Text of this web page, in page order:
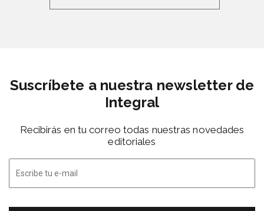
Suscríbete a nuestra newsletter de
Integral
Recibirás en tu correo todas nuestras novedades
editoriales